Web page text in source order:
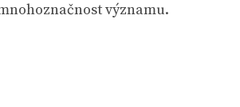
významu.